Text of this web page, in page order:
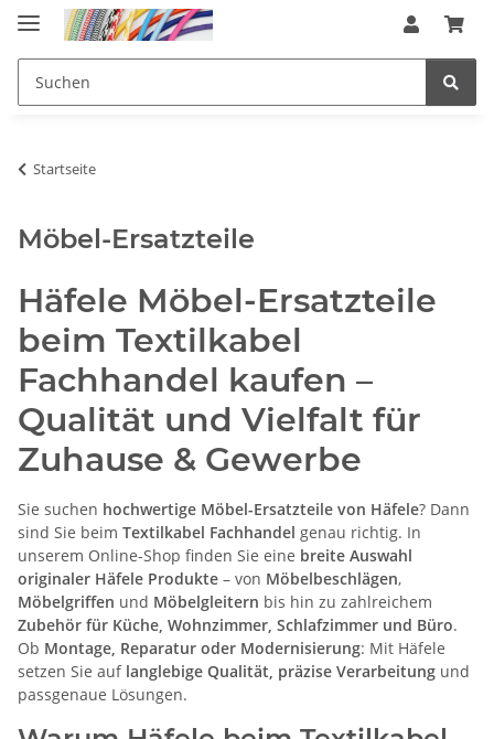
Startseite
Möbel-Ersatzteile
Häfele Möbel-Ersatzteile
beim Textilkabel
Fachhandel kaufen –
Qualität und Vielfalt für
Zuhause & Gewerbe
Sie suchen hochwertige Möbel-Ersatzteile von Häfele? Dann
sind Sie beim Textilkabel Fachhandel genau richtig. In
unserem Online-Shop finden Sie eine breite Auswahl
originaler Häfele Produkte – von Möbelbeschlägen,
Möbelgriffen und Möbelgleitern bis hin zu zahlreichem
Zubehör für Küche, Wohnzimmer, Schlafzimmer und Büro.
Ob Montage, Reparatur oder Modernisierung: Mit Häfele
setzen Sie auf langlebige Qualität, präzise Verarbeitung und
passgenaue Lösungen.